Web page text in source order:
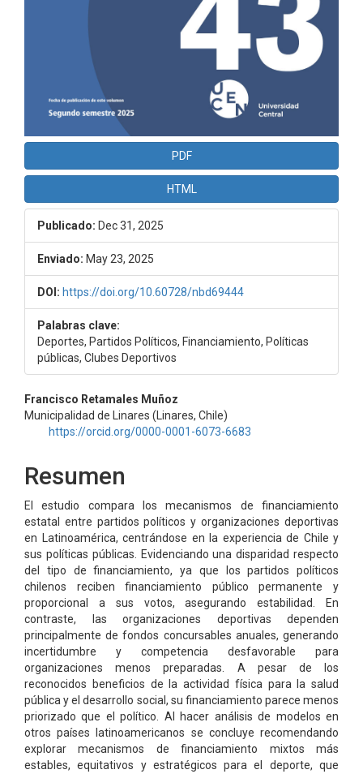
PDF
HTML
Publicado: Dec 31, 2025
Enviado: May 23, 2025
DOI: https://doi.org/10.60728/nbd69444
Palabras clave:
Deportes, Partidos Políticos, Financiamiento, Políticas
públicas, Clubes Deportivos
Contenido
principal
artículo
Francisco Retamales Muñoz
Municipalidad de Linares (Linares, Chile)
https://orcid.org/0000-0001-6073-6683
Resumen
El estudio compara los mecanismos de financiamiento
estatal entre partidos políticos y organizaciones deportivas
en Latinoamérica, centrándose en la experiencia de Chile y
sus políticas públicas. Evidenciando una disparidad respecto
del tipo de financiamiento, ya que los partidos políticos
chilenos reciben financiamiento público permanente y
proporcional a sus votos, asegurando estabilidad. En
contraste, las organizaciones deportivas dependen
principalmente de fondos concursables anuales, generando
incertidumbre y competencia desfavorable para
organizaciones menos preparadas. A pesar de los
reconocidos beneficios de la actividad física para la salud
pública y el desarrollo social, su financiamiento parece menos
priorizado que el político. Al hacer análisis de modelos en
otros países latinoamericanos se concluye recomendando
explorar mecanismos de financiamiento mixtos más
estables, equitativos y estratégicos para el deporte, que